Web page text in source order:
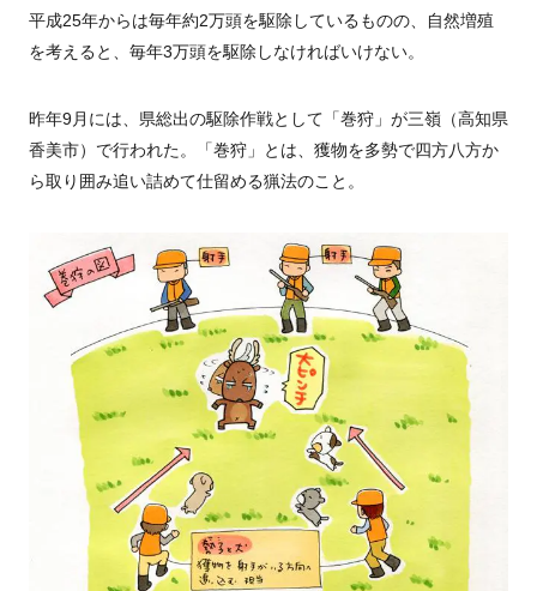
平成25年からは毎年約2万頭を駆除しているものの、自然増殖
を考えると、毎年3万頭を駆除しなければいけない。
昨年9月には、県総出の駆除作戦として「巻狩」が三嶺（高知県
香美市）で行われた。「巻狩」とは、獲物を多勢で四方八方か
ら取り囲み追い詰めて仕留める猟法のこと。